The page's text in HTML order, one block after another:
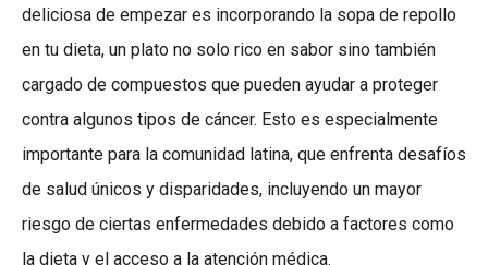
deliciosa de empezar es incorporando la sopa de repollo
en tu dieta, un plato no solo rico en sabor sino también
cargado de compuestos que pueden ayudar a proteger
contra algunos tipos de cáncer. Esto es especialmente
importante para la comunidad latina, que enfrenta desafíos
de salud únicos y disparidades, incluyendo un mayor
riesgo de ciertas enfermedades debido a factores como
la dieta y el acceso a la atención médica.